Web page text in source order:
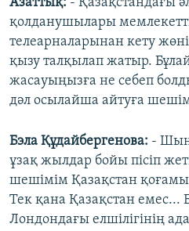
Азаттық: - Қазақстандағы
қолданушылары
телеарналарынан кету
қызу талқылап жатыр.
жасауыңызға не себеп
дәл осылайша айтуға
Бэла Құдайбергенова: - Шын
ұзақ жылдар бойы пісіп
шешімім Қазақстан
Тек қана Қазақстан
Лондондағы елшілігінің